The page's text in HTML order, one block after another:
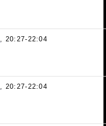
, 20:27-22:04
, 20:27-22:04